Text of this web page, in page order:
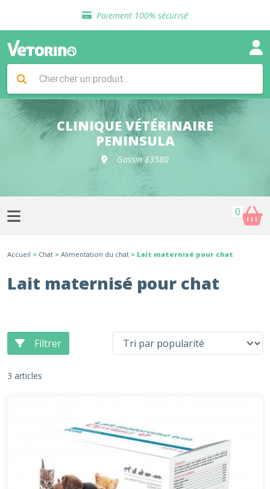
Paiement 100% sécurisé
Livraison gratuite en clinique vétérinaire
Sélection de croquettes vétérinaire
Livraison gratuite en clinique vétérinaire
Retour gratuit en clinique
Sélection de croquettes vétérinaire
CLINIQUE VÉTÉRINAIRE
PENINSULA
Gassin 83580
0
Accueil > Chat > Alimentation du chat > Lait maternisé pour chat
Lait maternisé pour chat
Filtrer
3 articles